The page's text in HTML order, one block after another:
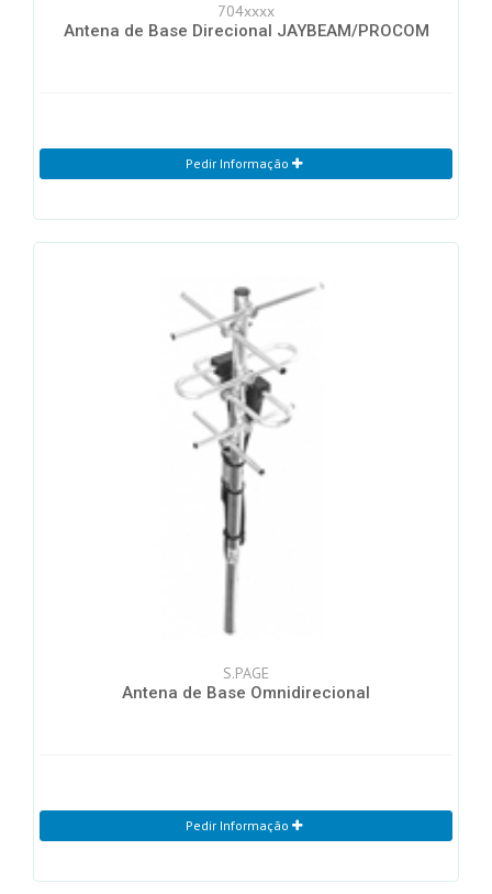
704xxxx
Antena de Base Direcional JAYBEAM/PROCOM
Pedir Informação
S.PAGE
Antena de Base Omnidirecional
Pedir Informação